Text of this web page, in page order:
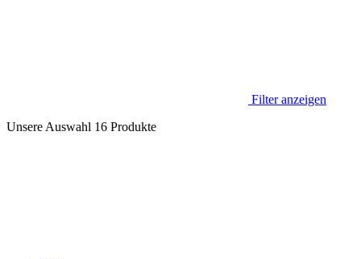
Filter anzeigen
Unsere Auswahl 16 Produkte